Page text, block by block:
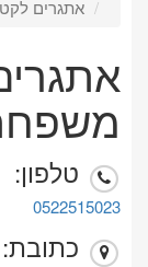
אתגרים
טלפון:
0522515023
כתובת: